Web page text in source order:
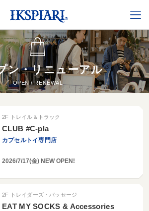
ン・リニューアル
OPEN / RENEWAL
2F トレイル＆トラック
CLUB #C-pla
カプセルトイ専門店
2026/7/17(金) NEW OPEN!
2F トレイダーズ・パッセージ
EAT MY SOCKS & Accessories